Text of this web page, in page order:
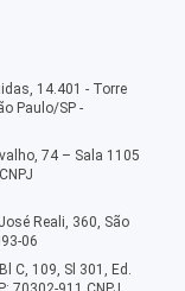
14.401 - Torre
Paulo/SP -
74 – Sala 1105
Reali, 360, São
06
C, 109, Sl 301, Ed.